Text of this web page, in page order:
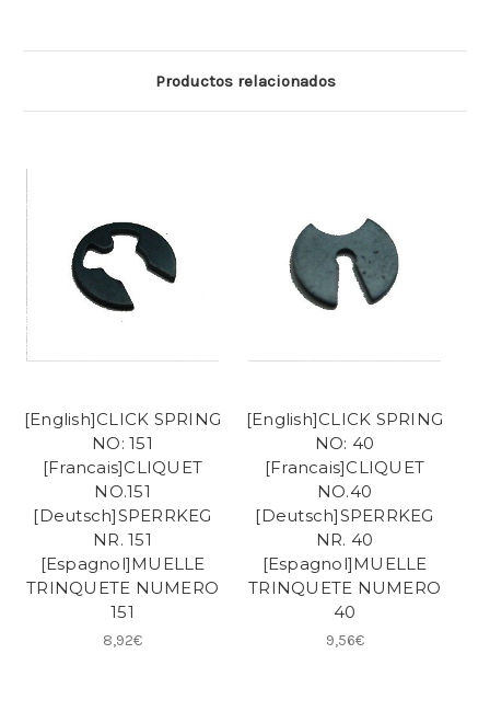
Productos relacionados
[English]CLICK SPRING
NO: 151
[Francais]CLIQUET
NO.151
[Deutsch]SPERRKEG
NR. 151
[Espagnol]MUELLE
TRINQUETE NUMERO
151
8,92€
[English]CLICK SPRING
NO: 40
[Francais]CLIQUET
NO.40
[Deutsch]SPERRKEG
NR. 40
[Espagnol]MUELLE
TRINQUETE NUMERO
40
9,56€